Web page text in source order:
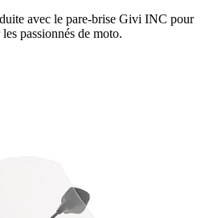
avec le pare-brise Givi INC pour
passionnés de moto.